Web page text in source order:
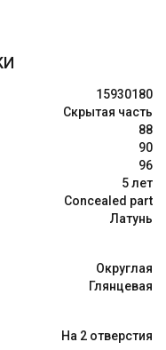
15930180
Скрытая часть
88
90
96
5 лет
Concealed part
Латунь
Округлая
Глянцевая
На 2 отверстия